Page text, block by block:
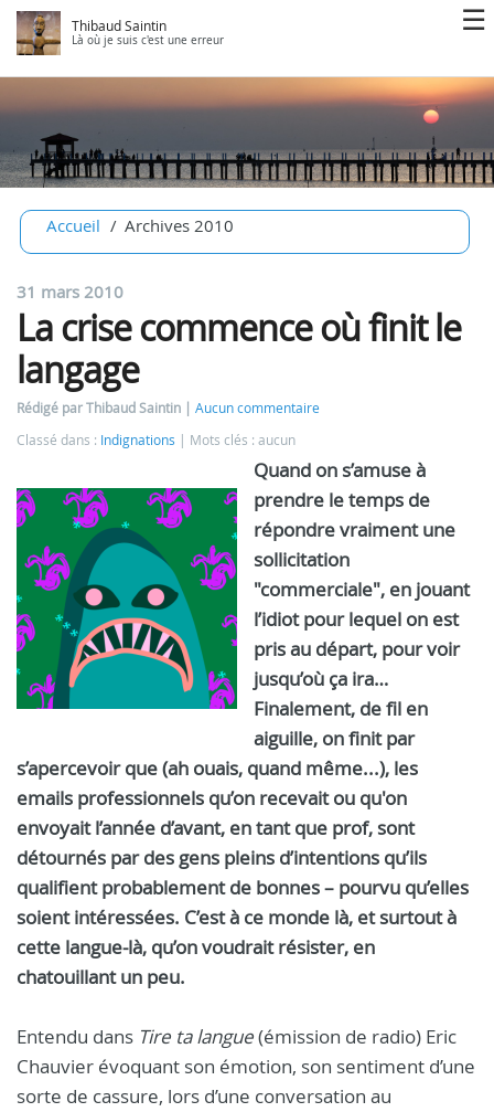
Thibaud Saintin
Là où je suis c'est une erreur
Accueil Archives 2010
31 mars 2010
La crise commence où finit le
langage
Rédigé par Thibaud Saintin
Aucun commentaire
Classé dans : Indignations Mots clés : aucun
Quand on s’amuse à
prendre le temps de
répondre vraiment une
sollicitation
"commerciale", en jouant
l’idiot pour lequel on est
pris au départ, pour voir
jusqu’où ça ira…
Finalement, de fil en
aiguille, on finit par
s’apercevoir que (ah ouais, quand même...), les
emails professionnels qu’on recevait ou qu'on
envoyait l’année d’avant, en tant que prof, sont
détournés par des gens pleins d’intentions qu’ils
qualifient probablement de bonnes – pourvu qu’elles
soient intéressées. C’est à ce monde là, et surtout à
cette langue-là, qu’on voudrait résister, en
chatouillant un peu.
Entendu dans Tire ta langue(émission de radio) Eric
Chauvier évoquant son émotion, son sentiment d’une
sorte de cassure, lors d’une conversation au